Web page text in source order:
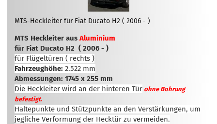
MTS-Heckleiter für Fiat Ducato H2 ( 2006 - )
MTS Heckleiter aus Aluminium
für Fiat Ducato H2 ( 2006 - )
für Flügeltüren ( rechts )
Fahrzeughöhe: 2.522 mm
Abmessungen: 1745 x 255 mm
Die Heckleiter wird an der hinteren Tür ohne Bohrung
befestigt.
Haltepunkte und Stützpunkte an den Verstärkungen, um
jegliche Verformung der Hecktür zu vermeiden.